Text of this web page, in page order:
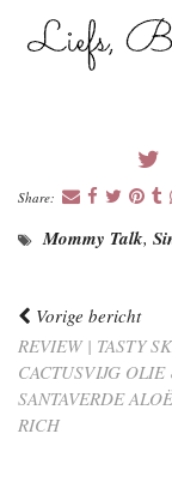
Share:
Mommy Talk,
Vorige bericht
REVIEW | TASTY
CACTUSVIJG OLIE
SANTAVERDE
RICH